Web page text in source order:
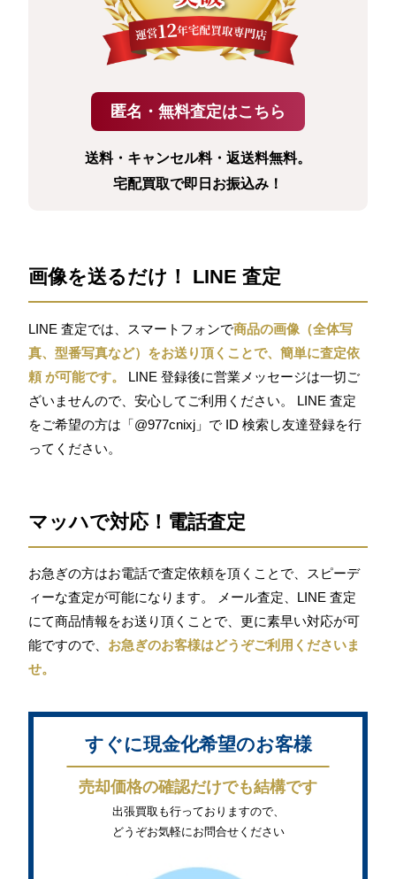
送料・キャンセル料・返送料無料。
宅配買取で即日お振込み！
画像を送るだけ！ LINE 査定
LINE 査定では、スマートフォンで商品の画像（全体写
真、型番写真など）をお送り頂くことで、簡単に査定依
頼 が可能です。
LINE 登録後に営業メッセージは一切ご
ざいませんので、安心してご利用ください。 LINE 査定
をご希望の方は「@977cnixj」で ID 検索し友達登録を行
ってください。
マッハで対応！電話査定
お急ぎの方はお電話で査定依頼を頂くことで、スピーデ
ィーな査定が可能になります。 メール査定、LINE 査定
にて商品情報をお送り頂くことで、更に素早い対応が可
能ですので、 お急ぎのお客様はどうぞご利用くださいま
せ。
すぐに現金化希望のお客様
売却価格の確認だけでも結構です
出張買取も行っておりますので、
どうぞお気軽にお問合せください